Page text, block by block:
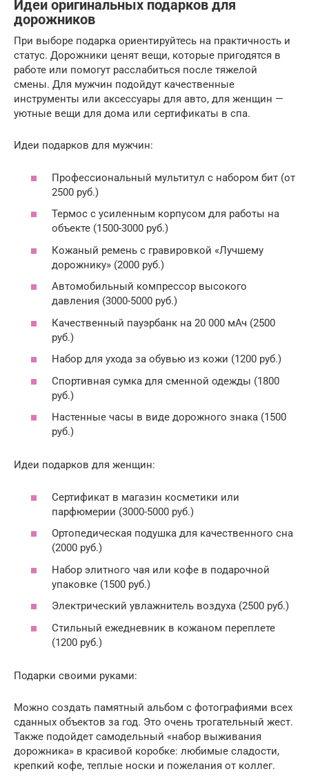
Идеи оригинальных подарков для
дорожников
При выборе подарка ориентируйтесь на практичность и
статус. Дорожники ценят вещи, которые пригодятся в
работе или помогут расслабиться после тяжелой
смены. Для мужчин подойдут качественные
инструменты или аксессуары для авто, для женщин —
уютные вещи для дома или сертификаты в спа.
Идеи подарков для мужчин:
Профессиональный мультитул с набором бит (от
2500 руб.)
Термос с усиленным корпусом для работы на
объекте (1500-3000 руб.)
Кожаный ремень с гравировкой «Лучшему
дорожнику» (2000 руб.)
Автомобильный компрессор высокого
давления (3000-5000 руб.)
Качественный пауэрбанк на 20 000 мАч (2500
руб.)
Набор для ухода за обувью из кожи (1200 руб.)
Спортивная сумка для сменной одежды (1800
руб.)
Настенные часы в виде дорожного знака (1500
руб.)
Идеи подарков для женщин:
Сертификат в магазин косметики или
парфюмерии (3000-5000 руб.)
Ортопедическая подушка для качественного сна
(2000 руб.)
Набор элитного чая или кофе в подарочной
упаковке (1500 руб.)
Электрический увлажнитель воздуха (2500 руб.)
Стильный ежедневник в кожаном переплете
(1200 руб.)
Подарки своими руками:
Можно создать памятный альбом с фотографиями всех
сданных объектов за год. Это очень трогательный жест.
Также подойдет самодельный «набор выживания
дорожника» в красивой коробке: любимые сладости,
крепкий кофе, теплые носки и пожелания от коллег.